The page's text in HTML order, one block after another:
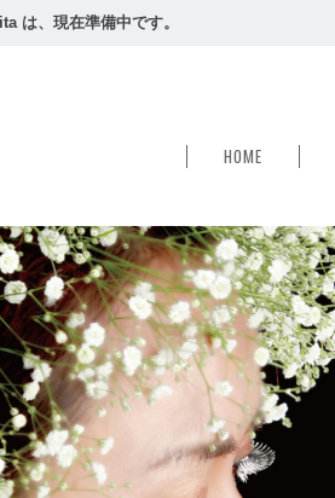
は、現在準備中です。
HOME